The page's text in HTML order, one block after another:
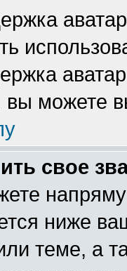
вы можете
свое
ниже
теме, а